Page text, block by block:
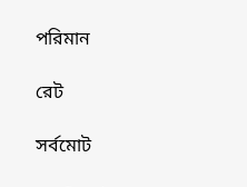
পরিমান
রেট
সর্বমোট